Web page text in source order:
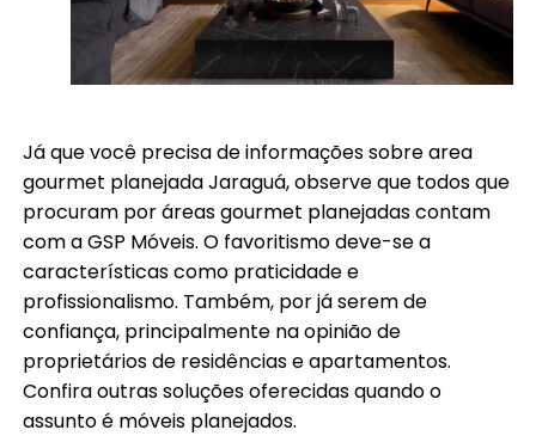
Já que você precisa de informações sobre area
gourmet planejada Jaraguá, observe que todos que
procuram por áreas gourmet planejadas contam
com a GSP Móveis. O favoritismo deve-se a
características como praticidade e
profissionalismo. Também, por já serem de
confiança, principalmente na opinião de
proprietários de residências e apartamentos.
Confira outras soluções oferecidas quando o
assunto é móveis planejados.